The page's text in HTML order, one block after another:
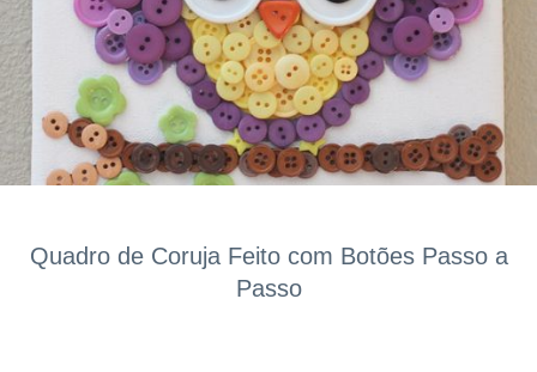
Quadro de Coruja Feito com Botões Passo a
Passo